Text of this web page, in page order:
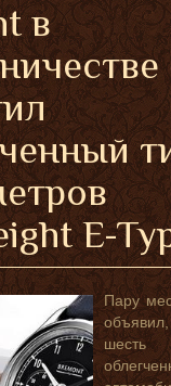
в
E-
Пару
шесть